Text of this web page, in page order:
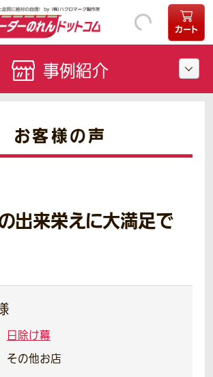
カート
お客様の声
出来栄えに大満足で
日除け幕
その他お店
事例紹介